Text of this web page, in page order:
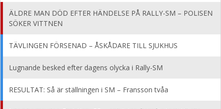
ÄLDRE MAN DÖD EFTER HÄNDELSE PÅ RALLY-SM – POLISEN
SÖKER VITTNEN
TÄVLINGEN FÖRSENAD – ÅSKÅDARE TILL SJUKHUS
Lugnande besked efter dagens olycka i Rally-SM
RESULTAT: Så är ställningen i SM – Fransson tvåa